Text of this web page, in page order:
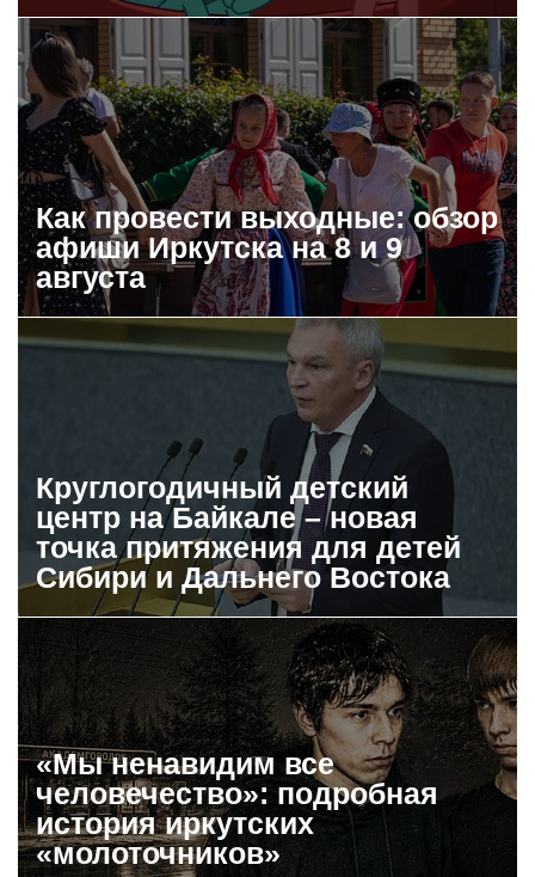
Как провести выходные: обзор
афиши Иркутска на 8 и 9
августа
Круглогодичный детский
центр на Байкале – новая
точка притяжения для детей
Сибири и Дальнего Востока
«Мы ненавидим все
человечество»: подробная
история иркутских
«молоточников»